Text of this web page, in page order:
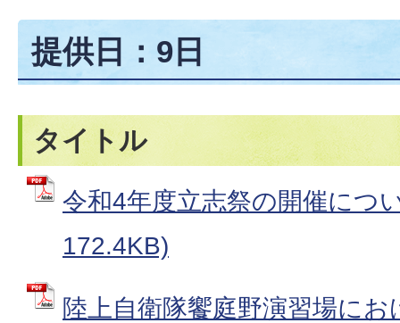
提供日：9日
タイトル
令和4年度立志祭の開催につ
172.4KB)
陸上自衛隊饗庭野演習場に